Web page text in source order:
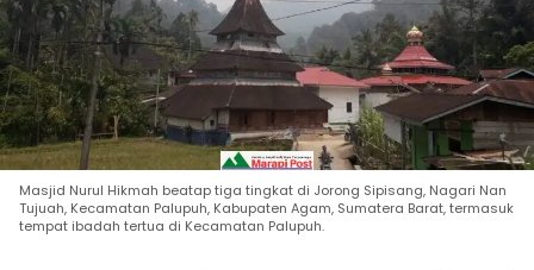
Masjid Nurul Hikmah beatap tiga tingkat di Jorong Sipisang, Nagari Nan
Tujuah, Kecamatan Palupuh, Kabupaten Agam, Sumatera Barat, termasuk
tempat ibadah tertua di Kecamatan Palupuh.